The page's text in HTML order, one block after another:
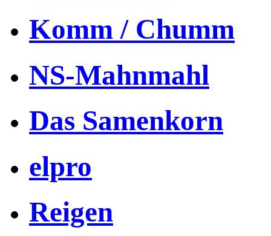
Komm / Chumm
NS-Mahnmahl
Das Samenkorn
elpro
Reigen